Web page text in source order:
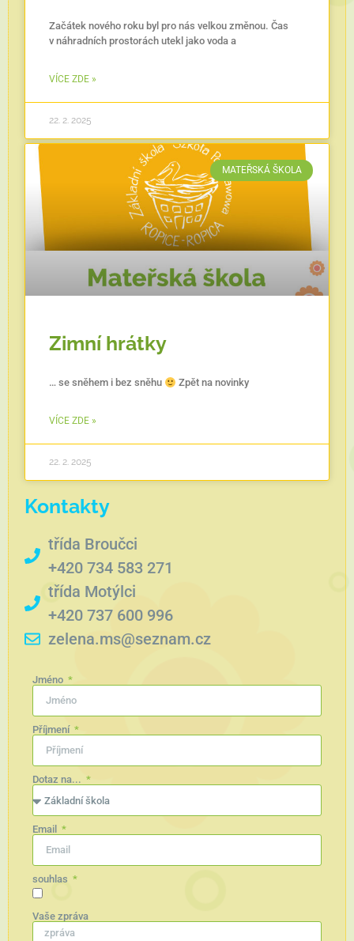
Začátek nového roku byl pro nás velkou změnou. Čas
v náhradních prostorách utekl jako voda a
VÍCE ZDE »
22. 2. 2025
MATEŘSKÁ ŠKOLA
Zimní hrátky
… se sněhem i bez sněhu Zpět na novinky
VÍCE ZDE »
22. 2. 2025
Kontakty
třída Broučci
+420 734 583 271
třída Motýlci
+420 737 600 996
zelena.ms@seznam.cz
Jméno
Příjmení
Dotaz na...
Email
souhlas
Vaše zpráva